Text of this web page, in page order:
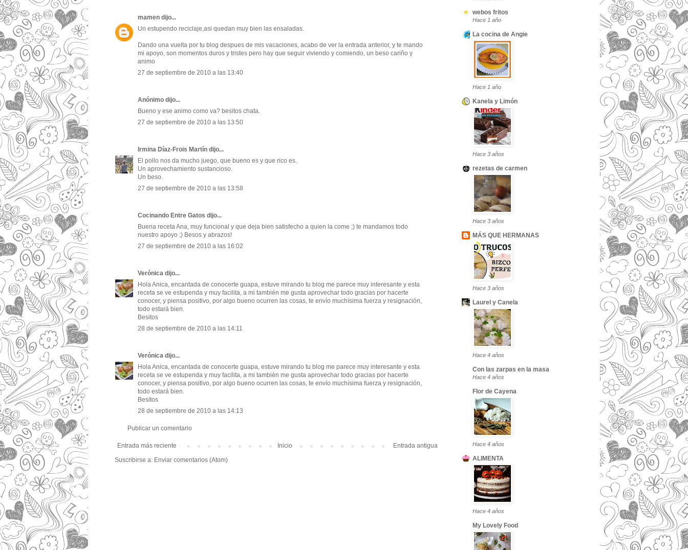
mamen dijo...
Un estupendo reciclaje,asi quedan muy bien las ensaladas.
Dando una vuelta por tu blog despues de mis vacaciones, acabo de ver la entrada anterior, y te mando
mi apoyo, son momentos duros y tristes pero hay que seguir viviendo y comiendo, un beso cariño y
animo
27 de septiembre de 2010 a las 13:40
Anónimo dijo...
Bueno y ese animo como va? besitos chata.
27 de septiembre de 2010 a las 13:50
Irmina Díaz-Frois Martín dijo...
El pollo nos da mucho juego, que bueno es y que rico es.
Un aprovechamiento sustancioso.
Un beso.
27 de septiembre de 2010 a las 13:58
Cocinando Entre Gatos dijo...
Buena receta Ana, muy funcional y que deja bien satisfecho a quien la come ;) te mandamos todo
nuestro apoyo ;) Besos y abrazos!
27 de septiembre de 2010 a las 16:02
Verónica dijo...
Hola Anica, encantada de conocerte guapa, estuve mirando tu blog me parece muy interesante y esta
receta se ve estupenda y muy facilita, a mi también me gusta aprovechar todo gracias por hacerte
conocer, y piensa positivo, por algo bueno ocurren las cosas, te envío muchísima fuerza y resignación,
todo estará bien.
Besitos
28 de septiembre de 2010 a las 14:11
Verónica dijo...
Hola Anica, encantada de conocerte guapa, estuve mirando tu blog me parece muy interesante y esta
receta se ve estupenda y muy facilita, a mi también me gusta aprovechar todo gracias por hacerte
conocer, y piensa positivo, por algo bueno ocurren las cosas, te envío muchísima fuerza y resignación,
todo estará bien.
Besitos
28 de septiembre de 2010 a las 14:13
Publicar un comentario
Entrada más reciente Entrada antigua
Inicio
Suscribirse a: Enviar comentarios (Atom)
webos fritos
Hace 1 año
La cocina de Angie
Hace 1 año
Kanela y Limón
Hace 3 años
rezetas de carmen
Hace 3 años
MÁS QUE HERMANAS
Hace 3 años
Laurel y Canela
Hace 4 años
Con las zarpas en la masa
Hace 4 años
Flor de Cayena
Hace 4 años
ALIMENTA
Hace 4 años
My Lovely Food